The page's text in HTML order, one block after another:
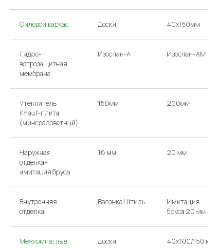
Силовой каркас Доски 40х150мм
Гидро-
ветрозащитная
мембрана
Изоспан-A Изоспан-AM
Утеплитель
Knauf-плита
(минераловатный)
150мм 200мм
Наружная
отделка-
имитация бруса
16 мм 20 мм
Внутренняя
отделка
Вагонка Штиль
Имитация
бруса 20 мм
Межкомнатные
Доски 40х100/150 мм